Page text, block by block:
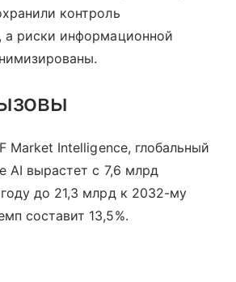
контроль
а риски информационной
Market Intelligence, глобальный
AI вырастет с 7,6 млрд
до 21,3 млрд к 2032-му
составит 13,5%.